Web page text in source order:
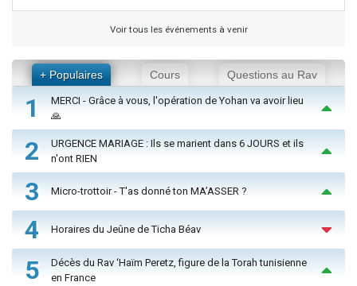
Voir tous les événements à venir
+ Populaires Cours Questions au Rav
1
MERCI - Grâce à vous, l'opération de Yohan va avoir lieu
🙏
2
URGENCE MARIAGE : Ils se marient dans 6 JOURS et ils
n'ont RIEN
3 Micro-trottoir - T'as donné ton MA’ASSER ?
4 Horaires du Jeûne de Ticha Béav
5
Décès du Rav ‘Haïm Peretz, figure de la Torah tunisienne
en France